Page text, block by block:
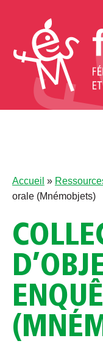
Accueil »
orale (Mnémobjets)